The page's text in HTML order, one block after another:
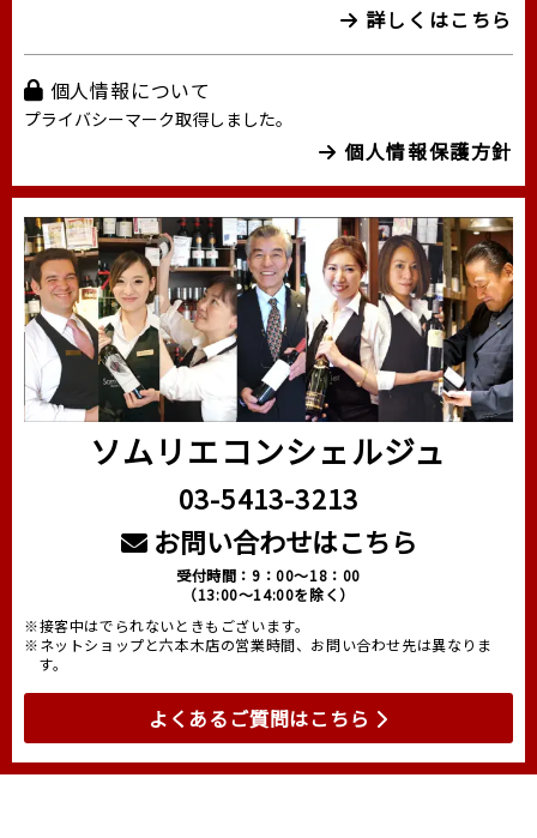
詳しくはこちら
個人情報について
プライバシーマーク取得しました。
個人情報保護方針
ソムリエコンシェルジュ
03-5413-3213
お問い合わせはこちら
受付時間：9：00～18：00
（13:00～14:00を除く）
※接客中はでられないときもございます。
※ネットショップと六本木店の営業時間、お問い合わせ先は異なりま
す。
よくあるご質問はこちら